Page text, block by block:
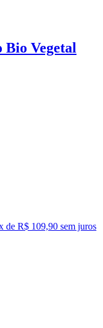
Bio Vegetal
de R$ 109,90 sem juros